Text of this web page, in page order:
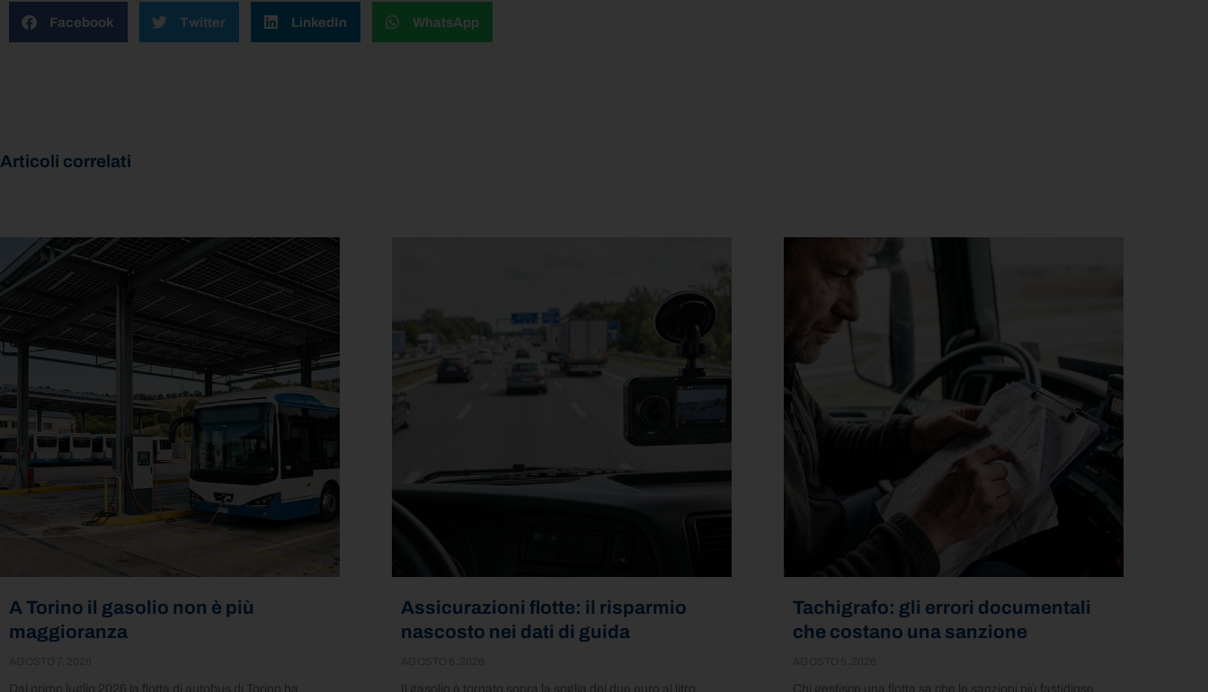
Facebook Twitter LinkedIn WhatsApp
Articoli correlati
A Torino il gasolio non è più
maggioranza
Dal primo luglio 2026 la flotta di autobus di Torino ha
Assicurazioni flotte: il risparmio
nascosto nei dati di guida
Il gasolio è tornato sopra la soglia dei due euro al litro
Tachigrafo: gli errori documentali
che costano una sanzione
Chi gestisce una flotta sa che le sanzioni più fastidiose